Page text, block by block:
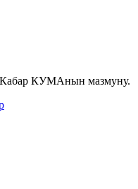
Кабар КУМАнын мазмуну.